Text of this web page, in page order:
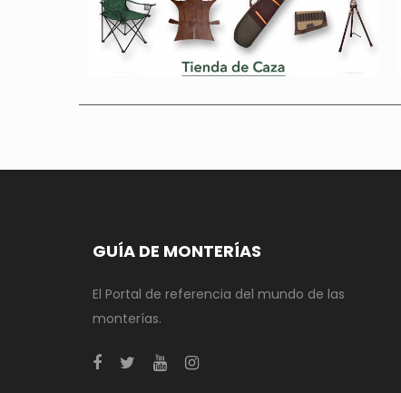
GUÍA DE MONTERÍAS
El Portal de referencia del mundo de las
monterías.